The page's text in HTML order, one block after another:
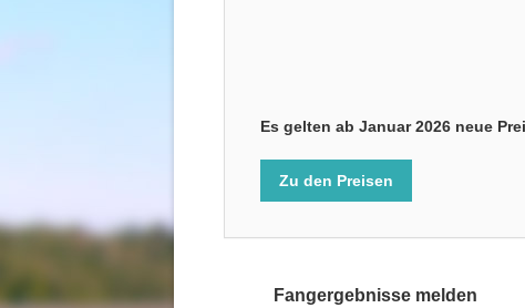
Es gelten ab Januar 2026 neue
Zu den Preisen
Fangergebnisse melden